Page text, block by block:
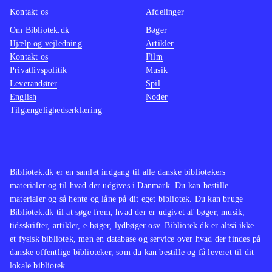
HD - dog uden at være helt på niveau
med nutidige PS3 spil. Et enkelt spil,
Ratchet & Clank 3, har desuden fået
Playstation Network multiplayer
tilføjet
Ratchet & Clank kan bedst
sammenlignes med Jak and Daxter-
Ratchet & Clank spillene er stadig
fantastisk underholdende og de er
bestemt klassikere som alle bør
kende. Har man ikke oplevet dem i
deres originale udgaver får man nu
chancen, endda med forbedret grafik.
Bibliotek.dk er en samlet indgang til alle danske bibliotekers
materialer og til hvad der udgives i Danmark. Du kan bestille
materialer og så hente og låne på dit eget bibliotek. Du kan bruge
Bibliotek.dk til at søge frem, hvad der er udgivet af bøger, musik,
tidsskrifter, artikler, e-bøger, lydbøger osv. Bibliotek.dk er altså ikke
et fysisk bibliotek, men en database og service over hvad der findes på
danske offentlige biblioteker, som du kan bestille og få leveret til dit
lokale bibliotek.
Kontakt os
Om Bibliotek.dk
Hjælp og vejledning
Kontakt os
Privatlivspolitik
Leverandører
English
Tilgængelighedserklæring
Afdelinger
Bøger
Artikler
Film
Musik
Spil
Noder